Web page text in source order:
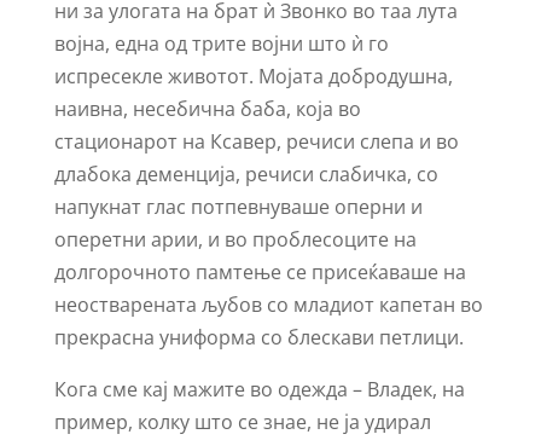
ни за улогата на брат ѝ Звонко во таа лута
војна, една од трите војни што ѝ го
испресекле животот. Мојата добродушна,
наивна, несебична баба, која во
стационарот на Ксавер, речиси слепа и во
длабока деменција, речиси слабичка, со
напукнат глас потпевнуваше оперни и
оперетни арии, и во проблесоците на
долгорочното памтење се присеќаваше на
неостварената љубов со младиот капетан во
прекрасна униформа со блескави петлици.
Кога сме кај мажите во одежда – Владек, на
пример, колку што се знае, не ја удирал